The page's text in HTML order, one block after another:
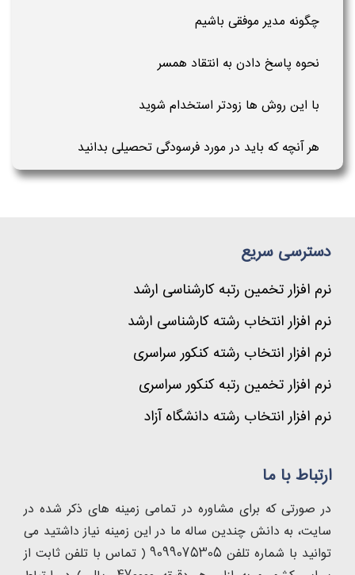
چگونه مدیر موفقی باشیم
نحوه پاسخ دادن به انتقاد همسر
با این روش ها زودتر استخدام شوید
هر آنچه که باید در مورد فرسودگی تحصیلی بدانید
دسترسی سریع
نرم افزار تخمین رتبه کارشناسی ارشد
نرم افزار انتخاب رشته کارشناسی ارشد
نرم افزار انتخاب رشته کنکور سراسری
نرم افزار تخمین رتبه کنکور سراسری
نرم افزار انتخاب رشته دانشگاه آزاد
ارتباط با ما
در صورتی که برای مشاوره در تمامی زمینه های ذکر شده در
سایت، به دانش چندین ساله ما در این زمینه نیاز داشتید می
توانید با شماره تلفن 9099075305 ( تماس با تلفن ثابت از